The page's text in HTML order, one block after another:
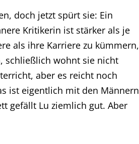
doch jetzt spürt sie: Ein
Kritikerin ist stärker als je
als ihre Karriere zu kümmern,
schließlich wohnt sie nicht
aber es reicht noch
ist eigentlich mit den Männern
gefällt Lu ziemlich gut. Aber